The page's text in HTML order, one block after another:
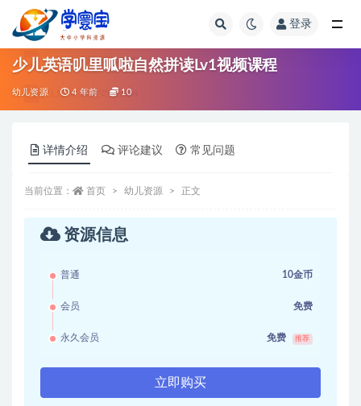
登录
少儿英语叽里呱啦自然拼读Lv1视频课程
幼儿资源 4 年前 10
详情介绍 评论建议 常见问题
当前位置： 首页 幼儿资源 正文
资源信息
普通 10金币
会员 免费
永久会员 免费 推荐
立即购买
全部